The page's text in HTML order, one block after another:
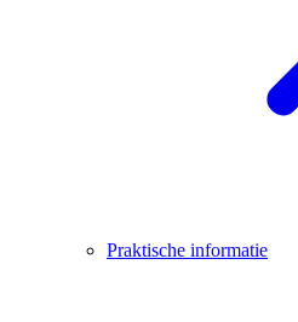
Praktische informatie